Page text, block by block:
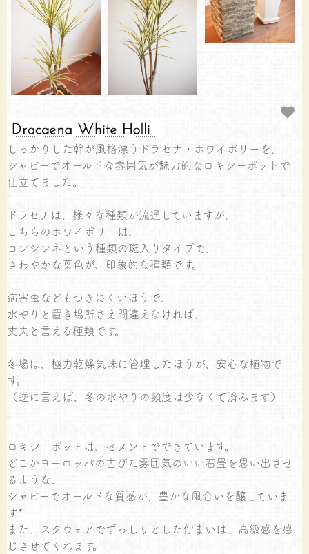
しっかりした幹が風格漂うドラセナ・ホワイボリーを、
シャビーでオールドな雰囲気が魅力的なロキシーポットで
仕立てました。
ドラセナは、様々な種類が流通していますが、
こちらのホワイボリーは、
コンシンネという種類の斑入りタイプで、
さわやかな葉色が、印象的な種類です。
病害虫などもつきにくいほうで、
水やりと置き場所さえ間違えなければ、
丈夫と言える種類です。
冬場は、極力乾燥気味に管理したほうが、安心な植物で
す。
（逆に言えば、冬の水やりの頻度は少なくて済みます）
ロキシーポットは、セメントでできています。
どこかヨーロッパの古びた雰囲気のいい石畳を思い出させ
るような、
シャビーでオールドな質感が、豊かな風合いを醸していま
す*
また、スクウェアでずっしりとした佇まいは、高級感を感
じさせてくれます。